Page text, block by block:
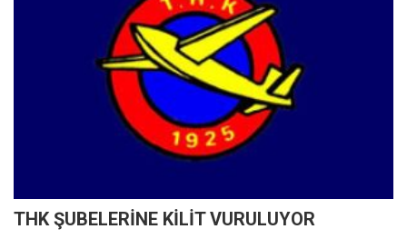
THK ŞUBELERİNE KİLİT VURULUYOR